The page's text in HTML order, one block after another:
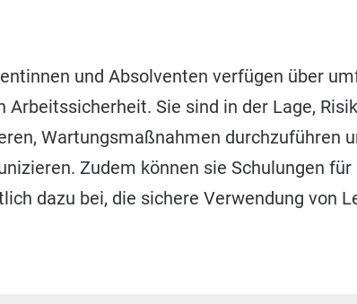
und Absolventen verfügen über
Arbeitssicherheit. Sie sind in der Lage,
Wartungsmaßnahmen durchzuführen
Zudem können sie Schulungen
dazu bei, die sichere Verwendung von